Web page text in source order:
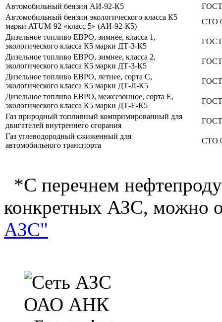
Автомобильный бензин АИ-92-К5
ГОСТ
Автомобильный бензин экологического класса К5
марки ATUM-92 «класс 5» (АИ-92-К5)
СТО
Дизельное топливо ЕВРО, зимнее, класса 1,
экологического класса К5 марки ДТ-З-К5
ГОСТ
Дизельное топливо ЕВРО, зимнее, класса 2,
экологического класса К5 марки ДТ-З-К5
ГОСТ
Дизельное топливо ЕВРО, летнее, сорта С,
экологического класса К5 марки ДТ-Л-К5
ГОСТ
Дизельное топливо ЕВРО, межсезонное, сорта Е,
экологического класса К5 марки ДТ-Е-К5
ГОСТ
Газ природный топливный компримированный для
двигателей внутреннего сгорания
ГОСТ
Газ углеводородный сжиженный для
автомобильного транспорта
СТО
*С перечнем
конкретных АЗС, можно
АЗС"